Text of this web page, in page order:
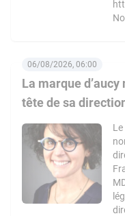
La marque
tête de sa
06/08/2026, 06:00